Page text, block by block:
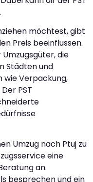
möchtest, gibt
Preis beeinflussen.
die
Städten und
wie Verpackung,
Der PST
Umzug nach Ptuj zu
eine
an.
besprechen und ein